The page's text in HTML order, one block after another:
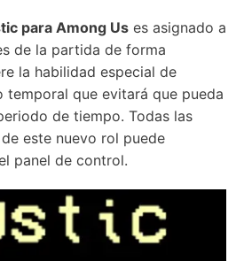
para Among Us es asignado a
de la partida de forma
la habilidad especial de
temporal que evitará que pueda
de tiempo. Todas las
este nuevo rol puede
panel de control.